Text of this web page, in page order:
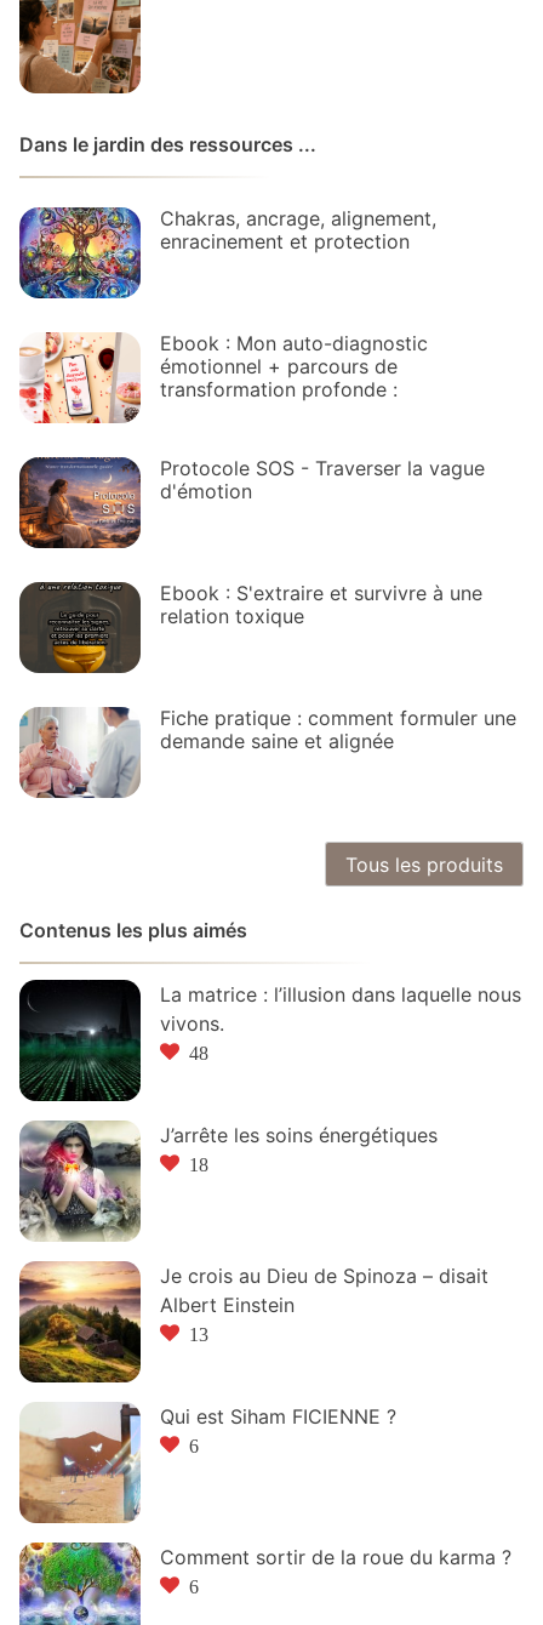
Dans le jardin des ressources ...
Chakras, ancrage, alignement,
enracinement et protection
Ebook : Mon auto-diagnostic
émotionnel + parcours de
transformation profonde :
Protocole SOS - Traverser la vague
d'émotion
Ebook : S'extraire et survivre à une
relation toxique
Fiche pratique : comment formuler une
demande saine et alignée
Tous les produits
Contenus les plus aimés
La matrice : l’illusion dans laquelle nous
vivons.
48
J’arrête les soins énergétiques
18
Je crois au Dieu de Spinoza – disait
Albert Einstein
13
Qui est Siham FICIENNE ?
6
Comment sortir de la roue du karma ?
6